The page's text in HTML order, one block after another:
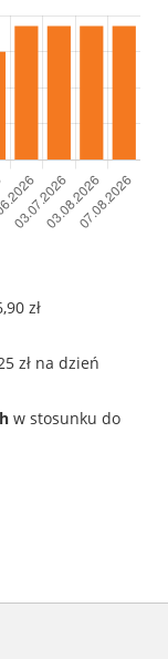
zł
zł na dzień
w stosunku do